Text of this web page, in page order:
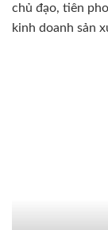
chủ đạo, tiên
kinh doanh sản